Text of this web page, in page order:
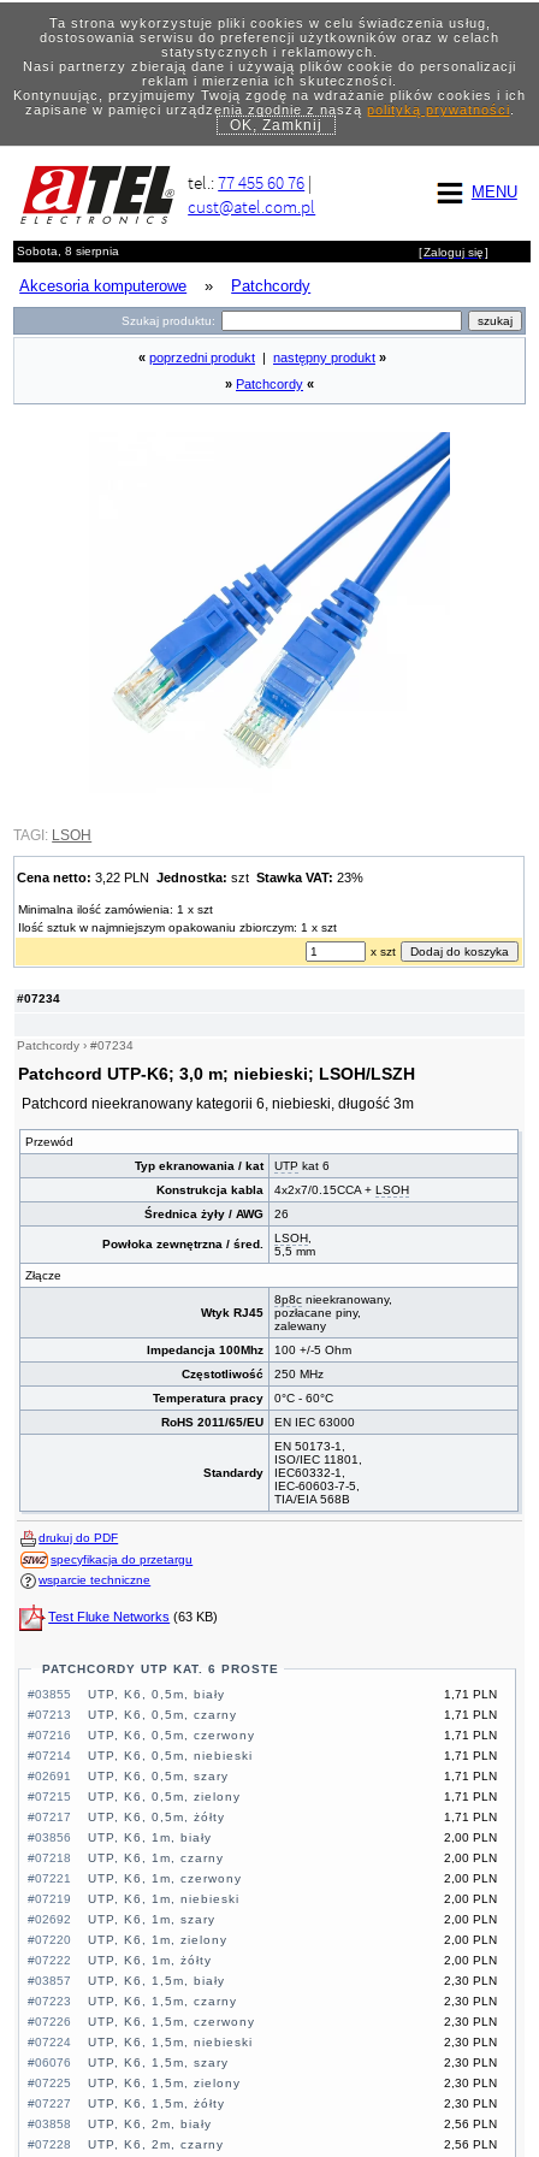
Ta strona wykorzystuje pliki cookies w celu świadczenia usług,
dostosowania serwisu do preferencji użytkowników oraz w celach
statystycznych i reklamowych.
Nasi partnerzy zbierają dane i używają plików cookie do personalizacji
reklam i mierzenia ich skuteczności.
Kontynuując, przyjmujemy Twoją zgodę na wdrażanie plików cookies i ich
zapisane w pamięci urządzenia zgodnie z naszą polityką prywatności.
OK, Zamknij
MENU
tel.:77 455 60 76 |
cust@atel.com.pl
Sobota, 8 sierpnia [Zaloguj się]
Akcesoria komputerowe » Patchcordy
Szukaj produktu:
#07234
Patchcordy ›#07234
Patchcord UTP-K6; 3,0 m; niebieski; LSOH/LSZH
Patchcord nieekranowany kategorii 6, niebieski, długość 3m
Przewód
Typ ekranowania / kat
UTP kat 6
Konstrukcja kabla
4x2x7/0.15CCA +LSOH
Średnica żyły / AWG
26
Powłoka zewnętrzna / śred. LSOH,
5,5 mm
Złącze
Wtyk RJ45
8p8c nieekranowany,
pozłacane piny,
zalewany
Impedancja 100Mhz
100 +/-5 Ohm
Częstotliwość
250 MHz
Temperatura pracy
0°C - 60°C
RoHS 2011/65/EU
EN IEC 63000
Standardy
EN 50173-1,
ISO/IEC 11801,
IEC60332-1,
IEC-60603-7-5,
TIA/EIA 568B
drukuj do PDF
specyfikacja do przetargu
wsparcie techniczne
Test Fluke Networks (63 KB)
PATCHCORDY UTP KAT. 6 PROSTE
#03855
1,71 PLN
UTP, K6, 0,5m, biały
#07213
1,71 PLN
UTP, K6, 0,5m, czarny
#07216
1,71 PLN
UTP, K6, 0,5m, czerwony
#07214
1,71 PLN
UTP, K6, 0,5m, niebieski
#02691
1,71 PLN
UTP, K6, 0,5m, szary
#07215
1,71 PLN
UTP, K6, 0,5m, zielony
#07217
1,71 PLN
UTP, K6, 0,5m, żółty
#03856
2,00 PLN
UTP, K6, 1m, biały
#07218
2,00 PLN
UTP, K6, 1m, czarny
#07221
2,00 PLN
UTP, K6, 1m, czerwony
#07219
2,00 PLN
UTP, K6, 1m, niebieski
#02692
2,00 PLN
UTP, K6, 1m, szary
#07220
2,00 PLN
UTP, K6, 1m, zielony
#07222
2,00 PLN
UTP, K6, 1m, żółty
#03857
2,30 PLN
UTP, K6, 1,5m, biały
#07223
2,30 PLN
UTP, K6, 1,5m, czarny
#07226
2,30 PLN
UTP, K6, 1,5m, czerwony
#07224
2,30 PLN
UTP, K6, 1,5m, niebieski
#06076
2,30 PLN
UTP, K6, 1,5m, szary
#07225
2,30 PLN
UTP, K6, 1,5m, zielony
#07227
2,30 PLN
UTP, K6, 1,5m, żółty
#03858
2,56 PLN
UTP, K6, 2m, biały
#07228
2,56 PLN
UTP, K6, 2m, czarny
« poprzedni produkt następny produkt »
» Patchcordy «
TAGI: LSOH
Cena netto: 3,22 PLNJednostka: sztStawka VAT: 23%
Minimalna ilość zamówienia: 1 x szt
Ilość sztuk w najmniejszym opakowaniu zbiorczym: 1 x szt
x szt